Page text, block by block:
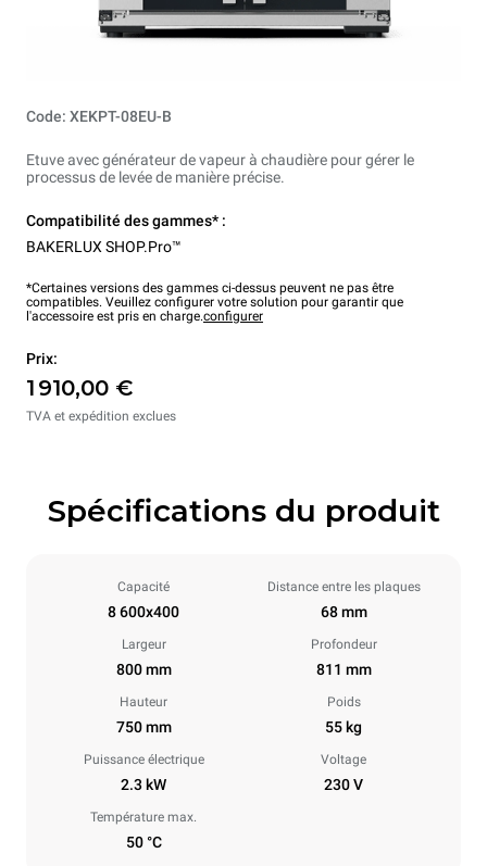
Code: XEKPT-08EU-B
Etuve avec générateur de vapeur à chaudière pour gérer le
processus de levée de manière précise.
Compatibilité des gammes* :
BAKERLUX SHOP.Pro™
*Certaines versions des gammes ci-dessus peuvent ne pas être
compatibles. Veuillez configurer votre solution pour garantir que
l'accessoire est pris en charge.configurer
Prix:
1 910,00 €
TVA et expédition exclues
Spécifications du produit
Capacité
8 600x400
Distance entre les plaques
68 mm
Largeur
800 mm
Profondeur
811 mm
Hauteur
750 mm
Poids
55 kg
Puissance électrique
2.3 kW
Voltage
230 V
Température max.
50 °C